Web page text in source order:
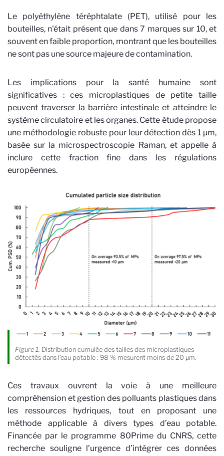
Le polyéthylène téréphtalate (PET), utilisé pour les
bouteilles, n'était présent que dans 7 marques sur 10, et
souvent en faible proportion, montrant que les bouteilles
ne sont pas une source majeure de contamination.
Les implications pour la santé humaine sont
significatives : ces microplastiques de petite taille
peuvent traverser la barrière intestinale et atteindre le
système circulatoire et les organes. Cette étude propose
une méthodologie robuste pour leur détection dès 1 µm,
basée sur la microspectroscopie Raman, et appelle à
inclure cette fraction fine dans les régulations
européennes.
Figure 1. Distribution cumulée des tailles des microplastiques
détectés dans l’eau potable : 98 % mesurent moins de 20 µm.
Ces travaux ouvrent la voie à une meilleure
compréhension et gestion des polluants plastiques dans
les ressources hydriques, tout en proposant une
méthode applicable à divers types d’eau potable.
Financée par le programme 80Prime du CNRS, cette
recherche souligne l’urgence d’intégrer ces données